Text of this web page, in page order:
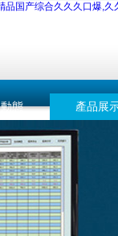
国产综合久久久口爆,
態 產品展